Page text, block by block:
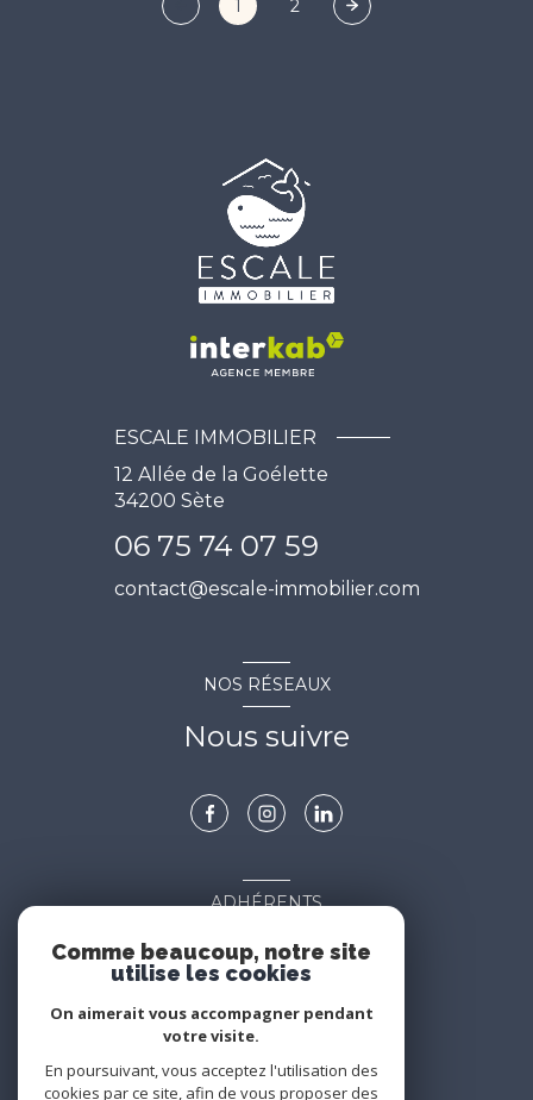
1 2
ESCALE IMMOBILIER
12 Allée de la Goélette
34200 Sète
06 75 74 07 59
contact@escale-immobilier.com
NOS RÉSEAUX
Nous suivre
ADHÉRENTS
Nous adhérons
Comme beaucoup, notre site
utilise les cookies
On aimerait vous accompagner pendant
votre visite.
En poursuivant, vous acceptez l'utilisation des
cookies par ce site, afin de vous proposer des